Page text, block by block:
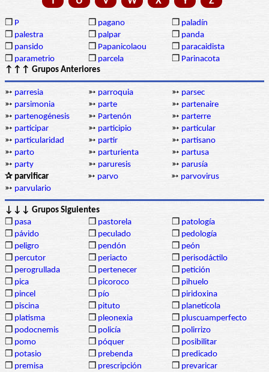
❒ P ❒ pagano ❒ paladín
❒ palestra ❒ palpar ❒ panda
❒ pansido ❒ Papanicolaou ❒ paracaidista
❒ parametrio ❒ parcela ❒ Parinacota
↑↑↑ Grupos Anteriores
➳ parresia ➳ parroquia ➳ parsec
➳ parsimonia ➳ parte ➳ partenaire
➳ partenogénesis ➳ Partenón ➳ parterre
➳ participar ➳ participio ➳ particular
➳ particularidad ➳ partir ➳ partisano
➳ parto ➳ parturienta ➳ partusa
➳ party ➳ paruresis ➳ parusía
✰ parvificar
➳ parvo ➳ parvovirus
➳ parvulario
↓↓↓ Grupos Siguientes
❒ pasa ❒ pastorela ❒ patología
❒ pávido ❒ peculado ❒ pedología
❒ peligro ❒ pendón ❒ peón
❒ percutor ❒ periacto ❒ perisodáctilo
❒ perogrullada ❒ pertenecer ❒ petición
❒ pica ❒ picoroco ❒ pihuelo
❒ pincel ❒ pío ❒ piridoxina
❒ piscina ❒ pituto ❒ planetícola
❒ platisma ❒ pleonexia ❒ pluscuamperfecto
❒ podocnemis ❒ policía ❒ polirrizo
❒ pomo ❒ póquer ❒ posibilitar
❒ potasio ❒ prebenda ❒ predicado
❒ premisa ❒ prescripción ❒ prevaricar